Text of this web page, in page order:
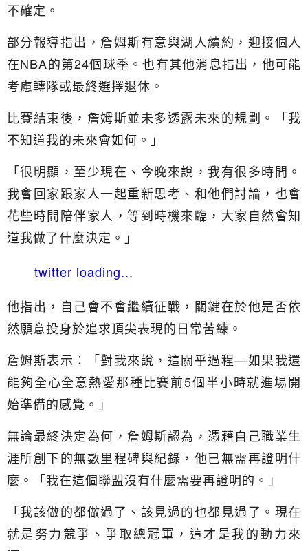
不確定。
部分報導指出，詹姆斯有意與湖人續約，迎接個人
在NBA的第24個球季。也有其他消息指出，他可能
考慮轉隊或最終選擇退休。
比賽結束後，詹姆斯並未多透露未來的規劃。「我
不知道我的未來會如何。」
「很明顯，至少現在、今晚來說，我有很多時間。
我會回家跟家人一起重新思考、和他們討論，也會
花些時間陪伴家人，等到時機來臨，大家自然會知
道我做了什麼決定。」
twitter loading...
他指出，自己會不會繼續征戰，關鍵在於他是否依
然願意投身於追求頂尖表現的日常苦練。
詹姆斯表示：「對我來說，這關乎過程—如果我還
能夠全心全意熱愛那種比賽前5個半小時就進場開
始準備的感覺。」
無論最終決定為何，詹姆斯認為，憑藉自己職業生
涯所創下的無數里程碑與紀錄，他已無需再證明什
麼。「我在這個聯盟沒有什麼需要再證明的。」
「我該做的都做過了、該見過的也都見過了。現在
就是努力競爭、爭取總冠軍，這才是我的動力來